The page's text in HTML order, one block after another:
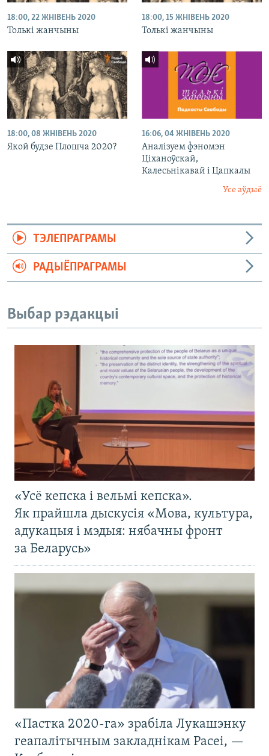
18:00, 22 ЖНІВЕНЬ 2020
Толькі жанчыны
18:00, 15 ЖНІВЕНЬ 2020
Толькі жанчыны
18:00, 08 ЖНІВЕНЬ 2020
Якой будзе Плошча 2020?
16:06, 04 ЖНІВЕНЬ 2020
Аналізуем фэномэн
Ціханоўскай,
Калесьнікавай і Цапкалы
Усе аўдыё
ТЭЛЕПРАГРАМЫ
РАДЫЁПРАГРАМЫ
Выбар рэдакцыі
«Усё кепска і вельмі кепска».
Як прайшла дыскусія «Мова, культура,
адукацыя і мэдыя: нябачны фронт
за Беларусь»
«Пастка 2020-га» зрабіла Лукашэнку
геапалітычным закладнікам Расеі, —